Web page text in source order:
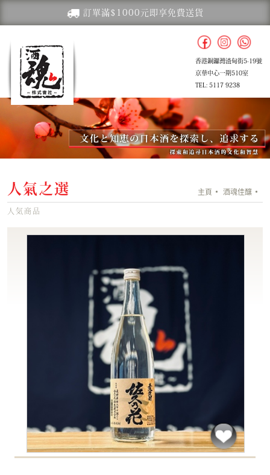
訂單滿$1000元即享免費送貨
香港銅鑼灣渣甸街5-19號
京華中心一期510室
TEL: 5117 9238
人氣之選 主頁 酒魂佳釀
人気商品